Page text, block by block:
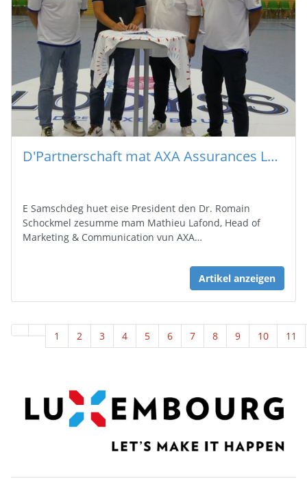
D'Partnerschaft mat AXA Assurances Luxembourg ass fir 5 Joer verlängert ginn
E Samschdeg huet eise President den Dr. Romain
Schockmel zesumme mam Mathieu Lafond, Head of
Marketing & Communication vun AXA…
Artikel anzeigen
1 2 3 4 5 6 7 8 9 10 11